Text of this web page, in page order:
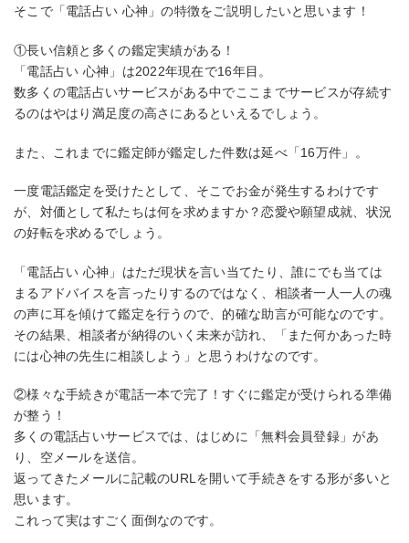
そこで「電話占い 心神」の特徴をご説明したいと思います！
①長い信頼と多くの鑑定実績がある！
「電話占い 心神」は2022年現在で16年目。
数多くの電話占いサービスがある中でここまでサービスが存続す
るのはやはり満足度の高さにあるといえるでしょう。
また、これまでに鑑定師が鑑定した件数は延べ「16万件」。
一度電話鑑定を受けたとして、そこでお金が発生するわけです
が、対価として私たちは何を求めますか？恋愛や願望成就、状況
の好転を求めるでしょう。
「電話占い 心神」はただ現状を言い当てたり、誰にでも当ては
まるアドバイスを言ったりするのではなく、相談者一人一人の魂
の声に耳を傾けて鑑定を行うので、的確な助言が可能なのです。
その結果、相談者が納得のいく未来が訪れ、「また何かあった時
には心神の先生に相談しよう」と思うわけなのです。
②様々な手続きが電話一本で完了！すぐに鑑定が受けられる準備
が整う！
多くの電話占いサービスでは、はじめに「無料会員登録」があ
り、空メールを送信。
返ってきたメールに記載のURLを開いて手続きをする形が多いと
思います。
これって実はすごく面倒なのです。